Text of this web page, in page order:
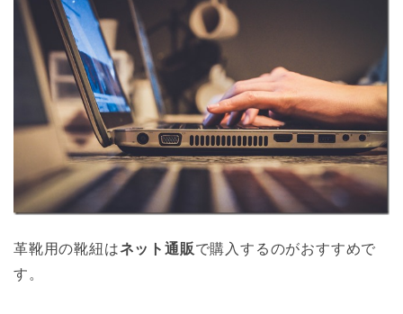
革靴用の靴紐はネット通販で購入するのがおすすめで
す。